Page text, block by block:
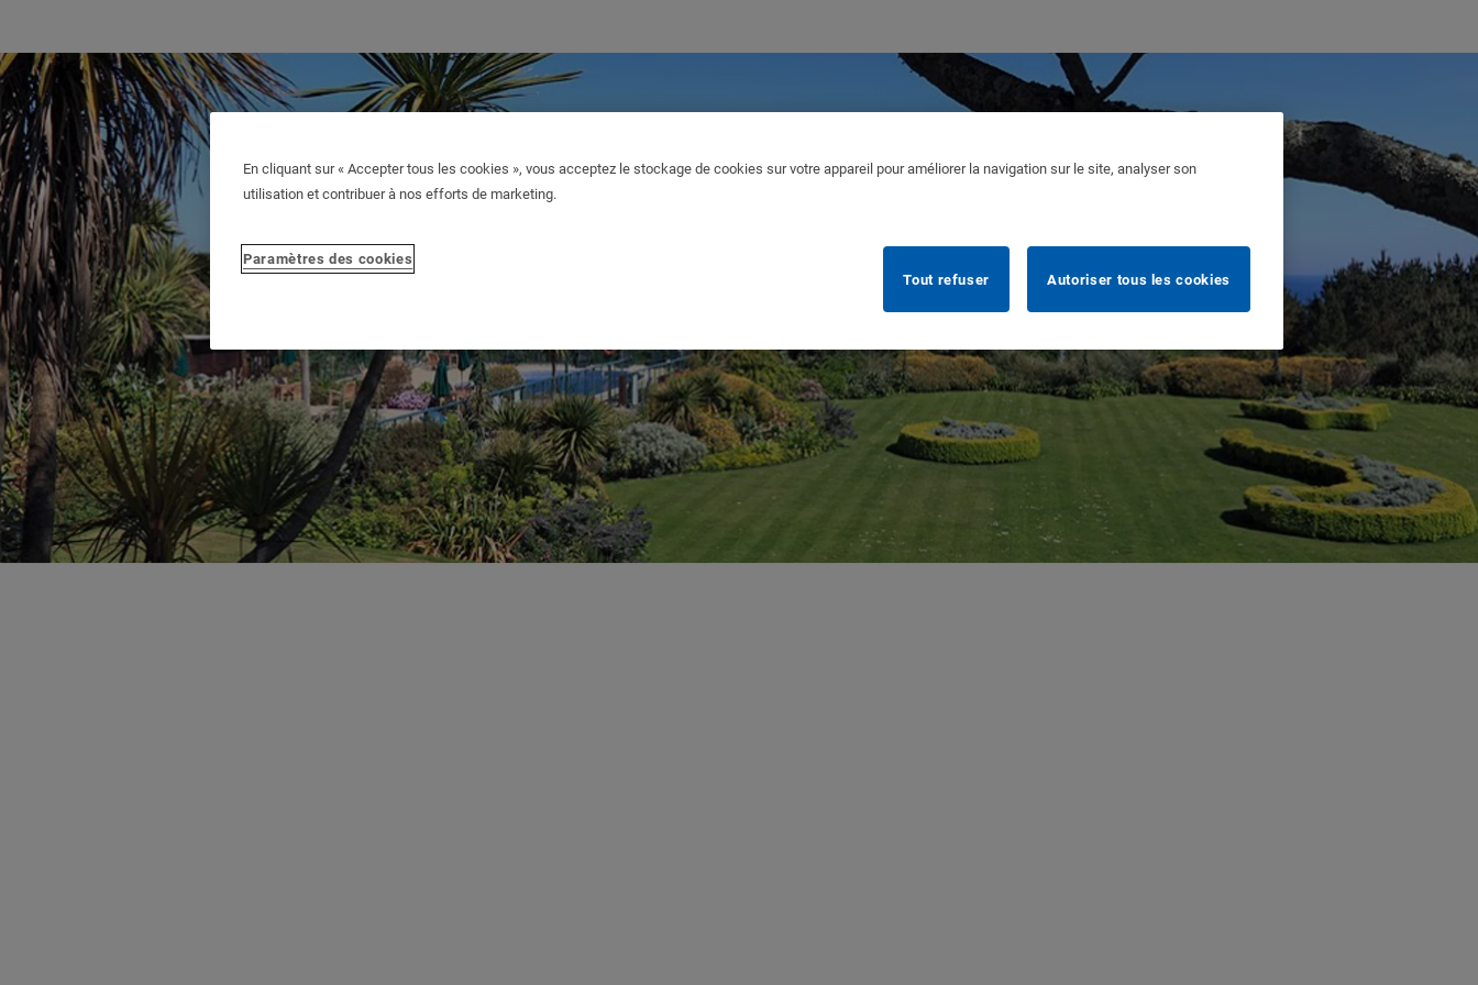
En cliquant sur « Accepter tous les cookies », vous acceptez le stockage de cookies sur votre appareil pour améliorer la navigation sur le site, analyser son
utilisation et contribuer à nos efforts de marketing.
Paramètres des cookies
Tout refuser
Autoriser tous les cookies